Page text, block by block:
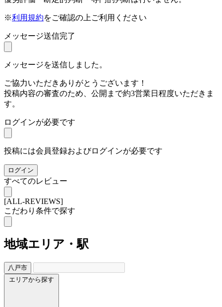
※利用規約をご確認の上ご利用ください
メッセージ送信完了
メッセージを送信しました。
ご協力いただきありがとうございます！
投稿内容の審査のため、公開まで約3営業日程度いただきま
す。
ログインが必要です
投稿には会員登録およびログインが必要です
ログイン
すべてのレビュー
[ALL-REVIEWS]
こだわり条件で探す
地域エリア・駅
八戸市
エリアから探す